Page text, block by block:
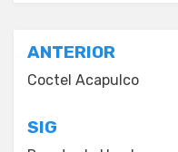
Navegación
de
entradas
ANTERIOR
Coctel Acapulco
SIG